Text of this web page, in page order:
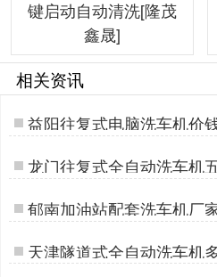
键启动自动清洗[隆茂
鑫晟]
相关资讯
益阳往复式电脑洗车机价
鑫晟]…
龙门往复式全自动洗车机
批发价[隆茂鑫晟]…
郁南加油站配套洗车机厂
鑫晟]…
天津隧道式全自动洗车机
晟]…